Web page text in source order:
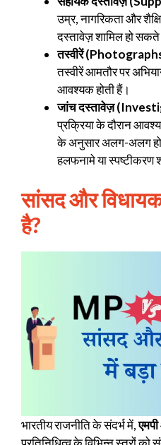
उम्र, नागरिकता और
दस्तावेज़ शामिल हो
तस्वीरें
तस्वीरें आमतौर पर
आवश्यक होती हैं।
जांच दस्तावेज़
प्रक्रिया के दौरान
के अनुसार अलग-अलग
हलफनामे या स्पष्टीकरण
सांसद और विधायक
है?
भारतीय राजनीति के संदर्भ में,एमपी